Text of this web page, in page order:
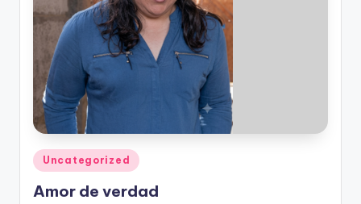
Publicado
en
Uncategorized
Amor de verdad